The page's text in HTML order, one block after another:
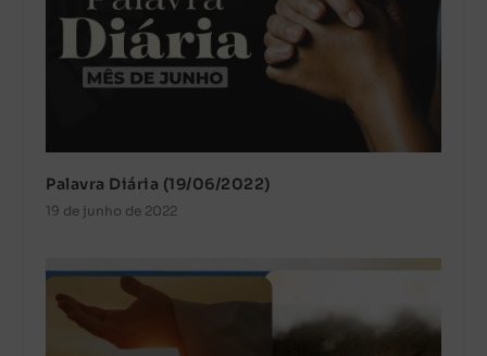
Palavra Diária (19/06/2022)
19 de junho de 2022